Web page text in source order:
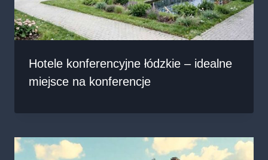
Hotele konferencyjne łódzkie – idealne
miejsce na konferencje